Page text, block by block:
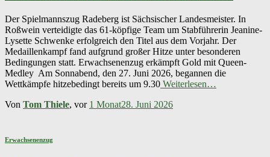
Der Spielmannszug Radeberg ist Sächsischer Landesmeister. In
Roßwein verteidigte das 61-köpfige Team um Stabführerin Jeanine-
Lysette Schwenke erfolgreich den Titel aus dem Vorjahr. Der
Medaillenkampf fand aufgrund großer Hitze unter besonderen
Bedingungen statt. Erwachsenenzug erkämpft Gold mit Queen-
Medley Am Sonnabend, den 27. Juni 2026, begannen die
Wettkämpfe hitzebedingt bereits um 9.30 Weiterlesen…
Von Tom Thiele, vor 1 Monat28. Juni 2026
Erwachsenenzug